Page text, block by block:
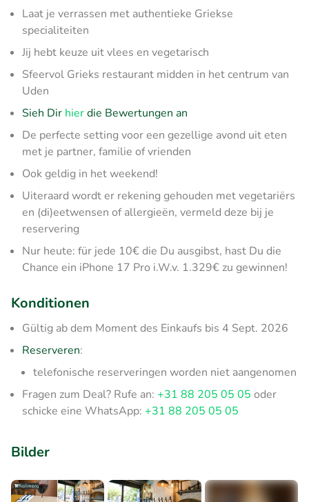
Laat je verrassen met authentieke Griekse
specialiteiten
Jij hebt keuze uit vlees en vegetarisch
Sfeervol Grieks restaurant midden in het centrum van
Uden
Sieh Dir hierdie Bewertungen an
De perfecte setting voor een gezellige avond uit eten
met je partner, familie of vrienden
Ook geldig in het weekend!
Uiteraard wordt er rekening gehouden met vegetariërs
en (di)eetwensen of allergieën, vermeld deze bij je
reservering
Nur heute: für jede 10€ die Du ausgibst, hast Du die
Chance ein iPhone 17 Pro i.W.v. 1.329€ zu gewinnen!
Konditionen
Gültig ab dem Moment des Einkaufs bis 4 Sept. 2026
Reserveren:
telefonische reserveringen worden niet aangenomen
Fragen zum Deal? Rufe an: +31 88 205 05 05 oder
schicke eine WhatsApp: +31 88 205 05 05
Bilder